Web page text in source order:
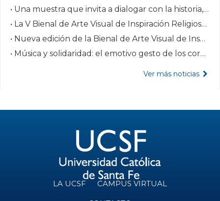
• Una muestra que invita a dialogar con la historia, el territorio y la identidad regional
• La V Bienal de Arte Visual de Inspiración Religiosa premió a sus ganadores en el Multiespacio UCSF
• Nueva edición de la Bienal de Arte Visual de Inspiración Religiosa
• Música y solidaridad: el emotivo gesto de los coros UCSF en el Hospital Italiano de Buenos Aires
Ver más noticias
LA UCSF CAMPUS VIRTUAL